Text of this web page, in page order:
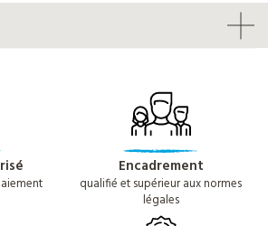
Encadrement
qualifié et supérieur aux normes
légales